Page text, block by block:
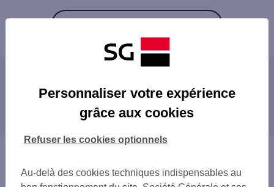
GIGNAC
Les agences SG dans les villes à proximité
Personnaliser votre expérience
grâce aux cookies
Au-delà des cookies techniques indispensables au
Refuser les cookies optionnels